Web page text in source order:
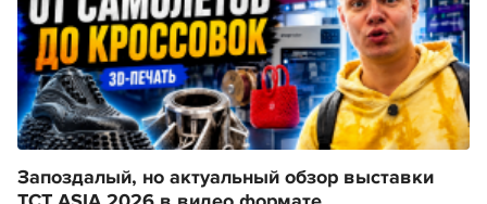
Запоздалый, но актуальный обзор выставки